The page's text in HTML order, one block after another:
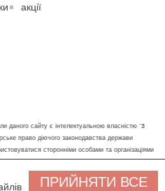
акції
даного сайту є інтелектуальною власністю "3
право діючого законодавства держави
сторонніми особами та організаціями
копіювання, друк та інше використання
повинно супроводжуватись працюючим
ПРИЙНЯТИ ВСЕ